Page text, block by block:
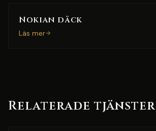
Nokian däck
Läs mer
Relaterade tjänster